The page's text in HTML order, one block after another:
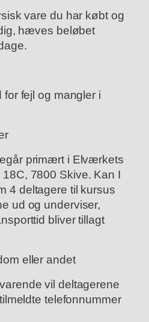
vare du har købt og
hæves beløbet
fejl og mangler i
primært i Elværkets
7800 Skive. Kan I
4 deltagere til kursus
ud og underviser,
bliver tillagt
eller andet
vil deltagerene
telefonnummer